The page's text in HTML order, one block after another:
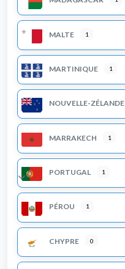
MALTE 1
MARTINIQUE 1
NOUVELLE-ZÉLANDE
MARRAKECH 1
PORTUGAL 1
Expand sub-categories
PÉROU 1
CHYPRE 0